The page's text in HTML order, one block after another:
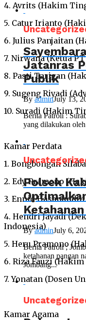
4. Avrits (Hakim
5. Catur Irianto
6. Julius Panjaitan
7. Nirwana (Ketua
8. Pasti Tarigan
9. Sugeng Riyadi
10. Suradi (Hakim
Kamar Perdata
1. Bongbongan
2. Edy Pramono
3. Ennid
4. Hendri Jayadi
Indonesia)
5. Heru Pramono
6. Riza Fauzi
7. Yonatan (Dosen
Kamar Agama
Jatanras
Publik
By adminJuly 13,
Berita Patroli :
yang dilakukan
Polsek
ByadminJuly 6,
Berita Patroli ;
ketahanan pangan
Jombang...